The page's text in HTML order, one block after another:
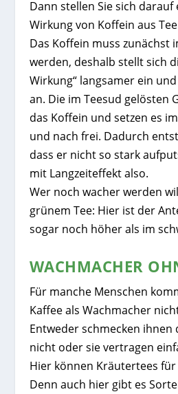
Dann stellen Sie sich darauf
Wirkung von Koffein aus
Das Koffein muss zunächst
werden, deshalb stellt sich
Wirkung“ langsamer ein
an. Die im Teesud gelösten
das Koffein und setzen es
und nach frei. Dadurch
dass er nicht so stark
mit Langzeiteffekt also.
Wer noch wacher werden
grünem Tee: Hier ist der
sogar noch höher als im
WACHMACHER
Für manche Menschen
Kaffee als Wachmacher
Entweder schmecken ihnen
nicht oder sie vertragen
Hier können Kräutertees
Denn auch hier gibt es